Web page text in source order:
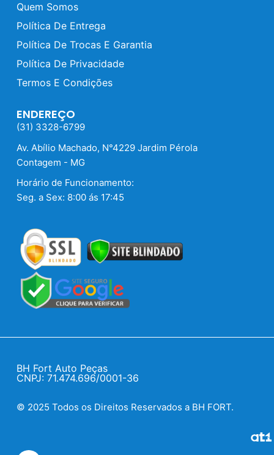
Quem Somos
Política De Entrega
Política De Trocas E Garantia
Política De Privacidade
Termos E Condições
ENDEREÇO
(31) 3328-6799
Av. Abílio Machado, N°4229 Jardim Pérola
Contagem - MG
Horário de Funcionamento:
Seg. a Sex: 8:00 ás 17:45
BH Fort Auto Peças
CNPJ: 71.474.696/0001-36
© 2025 Todos os Direitos Reservados a BH FORT.